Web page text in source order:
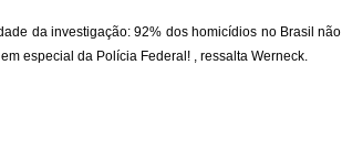
da investigação: 92% dos homicídios no Brasil não
especial da Polícia Federal! , ressalta Werneck.